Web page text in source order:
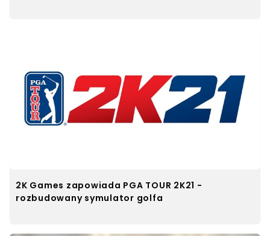
2K Games zapowiada PGA TOUR 2K21 -
rozbudowany symulator golfa